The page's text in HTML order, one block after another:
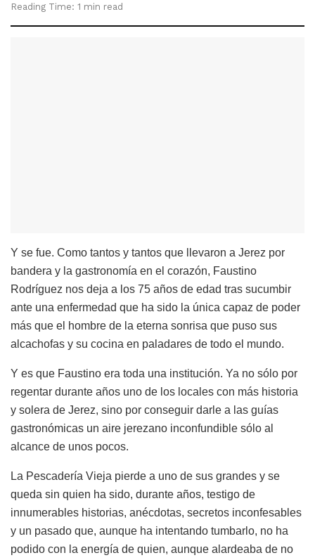
Reading Time: 1 min read
Y se fue. Como tantos y tantos que llevaron a Jerez por
bandera y la gastronomía en el corazón, Faustino
Rodríguez nos deja a los 75 años de edad tras sucumbir
ante una enfermedad que ha sido la única capaz de poder
más que el hombre de la eterna sonrisa que puso sus
alcachofas y su cocina en paladares de todo el mundo.
Y es que Faustino era toda una institución. Ya no sólo por
regentar durante años uno de los locales con más historia
y solera de Jerez, sino por conseguir darle a las guías
gastronómicas un aire jerezano inconfundible sólo al
alcance de unos pocos.
La Pescadería Vieja pierde a uno de sus grandes y se
queda sin quien ha sido, durante años, testigo de
innumerables historias, anécdotas, secretos inconfesables
y un pasado que, aunque ha intentando tumbarlo, no ha
podido con la energía de quien, aunque alardeaba de no